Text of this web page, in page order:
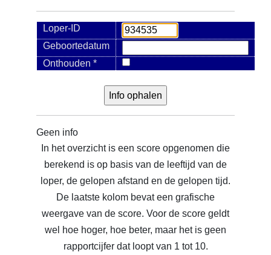
Loper-ID
Geboortedatum
Onthouden *
Geen info
In het overzicht is een score opgenomen die
berekend is op basis van de leeftijd van de
loper, de gelopen afstand en de gelopen tijd.
De laatste kolom bevat een grafische
weergave van de score. Voor de score geldt
wel hoe hoger, hoe beter, maar het is geen
rapportcijfer dat loopt van 1 tot 10.